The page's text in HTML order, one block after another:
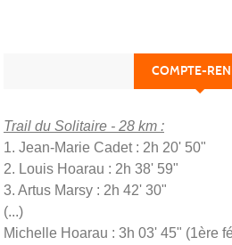
COMPTE-
Trail du Solitaire - 28 km :
1. Jean-Marie Cadet : 2h 20' 50"
2. Louis Hoarau : 2h 38' 59"
3. Artus Marsy : 2h 42' 30"
(...)
Michelle Hoarau : 3h 03' 45" (1ère